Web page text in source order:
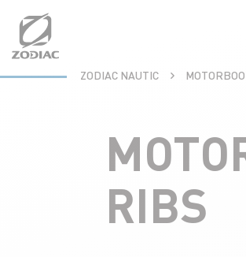
contenu
ZODIAC NAUTIC
RIBS